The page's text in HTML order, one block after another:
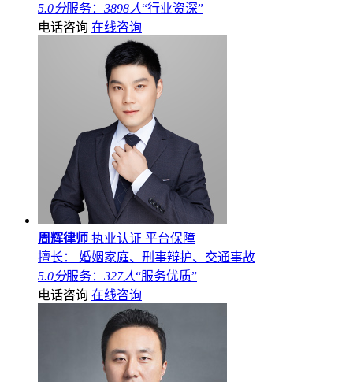
5.0分服务： 3898人“行业资深”
电话咨询 在线咨询
周辉律师 执业认证 平台保障
擅长： 婚姻家庭、刑事辩护、交通事故
5.0分服务： 327人“服务优质”
电话咨询 在线咨询